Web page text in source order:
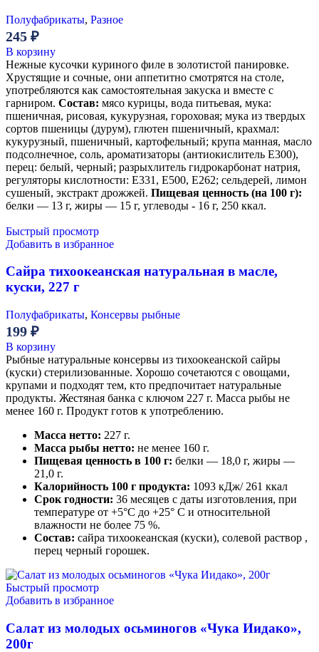
Полуфабрикаты, Разное
245 ₽
В корзину
Нежные кусочки куриного филе в золотистой панировке.
Хрустящие и сочные, они аппетитно смотрятся на столе,
употребляются как самостоятельная закуска и вместе с
гарниром. Состав: мясо курицы, вода питьевая, мука:
пшеничная, рисовая, кукурузная, гороховая; мука из твердых
сортов пшеницы (дурум), глютен пшеничный, крахмал:
кукурузный, пшеничный, картофельный; крупа манная, масло
подсолнечное, соль, ароматизаторы (антиокислитель Е300),
перец: белый, черный; разрыхлитель гидрокарбонат натрия,
регуляторы кислотности: E331, E500, Е262; сельдерей, лимон
сушеный, экстракт дрожжей. Пищевая ценность (на 100 г):
белки — 13 г, жиры — 15 г, углеводы - 16 г, 250 ккал.
Быстрый просмотр
Добавить в избранное
Сайра тихоокеанская натуральная в масле,
куски, 227 г
Полуфабрикаты, Консервы рыбные
199 ₽
В корзину
Рыбные натуральные консервы из тихоокеанской сайры
(куски) стерилизованные. Хорошо сочетаются с овощами,
крупами и подходят тем, кто предпочитает натуральные
продукты. Жестяная банка с ключом 227 г. Масса рыбы не
менее 160 г. Продукт готов к употреблению.
Масса нетто: 227 г.
Масса рыбы нетто: не менее 160 г.
Пищевая ценность в 100 г: белки — 18,0 г, жиры —
21,0 г.
Калорийность 100 г продукта: 1093 кДж/ 261 ккал
Срок годности: 36 месяцев с даты изготовления, при
температуре от +5°С до +25° С и относительной
влажности не более 75 %.
Состав: сайра тихоокеанская (куски), солевой раствор ,
перец черный горошек.
Быстрый просмотр
Добавить в избранное
Салат из молодых осьминогов «Чука Иидако»,
200г